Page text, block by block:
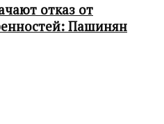
отказ от
Пашинян